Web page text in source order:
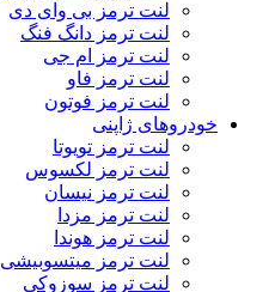
لنت ترمز بی وای دی
لنت ترمز دانگ فنگ
لنت ترمز ام جی
لنت ترمز فاو
لنت ترمز فوتون
خودروهای ژاپنی
لنت ترمز تویوتا
لنت ترمز لکسوس
لنت ترمز نیسان
لنت ترمز مزدا
لنت ترمز هوندا
لنت ترمز میتسوبیشی
لنت ترمز سوزوکی